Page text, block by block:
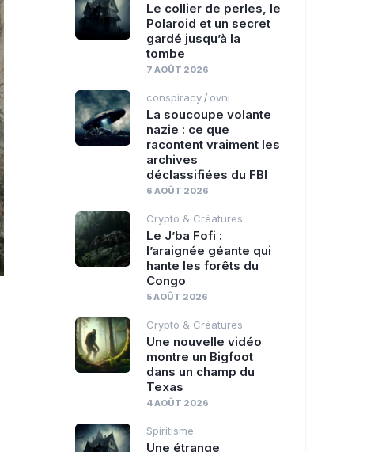
Le collier de perles, le
Polaroid et un secret
gardé jusqu’à la
tombe
7 AOÛT 2026
conspiracy / ovni
La soucoupe volante
nazie : ce que
racontent vraiment les
archives
déclassifiées du FBI
6 AOÛT 2026
Crypto & Créatures
Le J’ba Fofi :
l’araignée géante qui
hante les forêts du
Congo
5 AOÛT 2026
Crypto & Créatures
Une nouvelle vidéo
montre un Bigfoot
dans un champ du
Texas
4 AOÛT 2026
Spiritisme
Une étrange